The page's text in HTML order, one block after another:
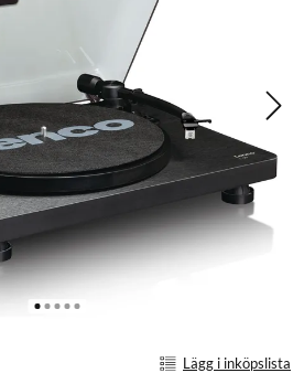
Lägg i inköpslista